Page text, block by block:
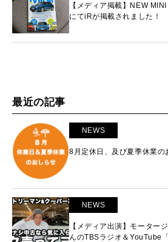
【メディア掲載】NEW
にてiRが掲載されました！
最近の記事
NEWS
8月定休日、及び夏季休業の
NEWS
【メディア出演】モーター
んのTBSラジオ＆YouTube